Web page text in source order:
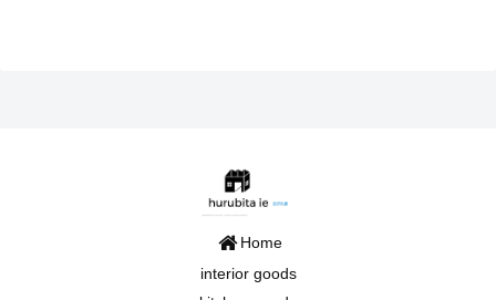
Home
interior goods